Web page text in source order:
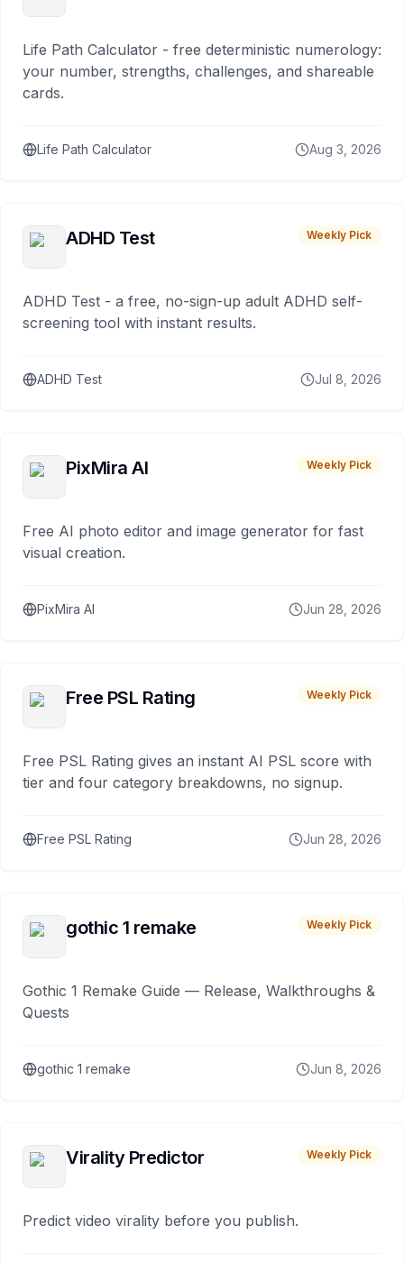
Life Path Calculator - free deterministic numerology:
your number, strengths, challenges, and shareable
cards.
Life Path Calculator Aug 3, 2026
ADHD Test Weekly Pick
ADHD Test - a free, no-sign-up adult ADHD self-
screening tool with instant results.
ADHD Test Jul 8, 2026
PixMira AI Weekly Pick
Free AI photo editor and image generator for fast
visual creation.
PixMira AI Jun 28, 2026
Free PSL Rating Weekly Pick
Free PSL Rating gives an instant AI PSL score with
tier and four category breakdowns, no signup.
Free PSL Rating Jun 28, 2026
gothic 1 remake Weekly Pick
Gothic 1 Remake Guide — Release, Walkthroughs &
Quests
gothic 1 remake Jun 8, 2026
Virality Predictor Weekly Pick
Predict video virality before you publish.